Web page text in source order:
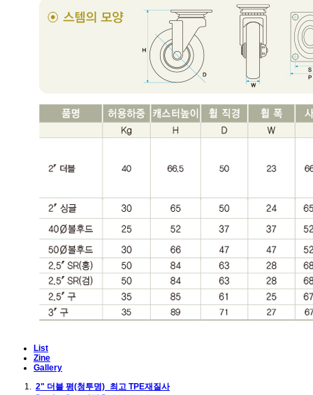
List
Zine
Gallery
2" 더블 평(청투명)_최고 TPE재질사